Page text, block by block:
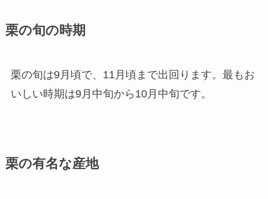
栗の旬の時期
栗の旬は9月頃で、11月頃まで出回ります。最もお
いしい時期は9月中旬から10月中旬です。
栗の有名な産地